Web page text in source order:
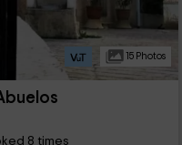
15 Photos
8 times